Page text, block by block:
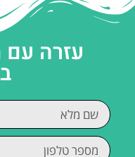
עזרה עם